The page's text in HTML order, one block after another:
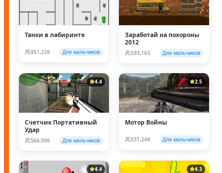
Танки в лабиринте
951,226 Для мальчиков
Заработай на похороны
2012
593,165 Для мальчиков
4.4
Счетчик Портативный
Удар
566,006 Для мальчиков
2.5
Мотор Войны
531,244 Для мальчиков
4.4 4.3